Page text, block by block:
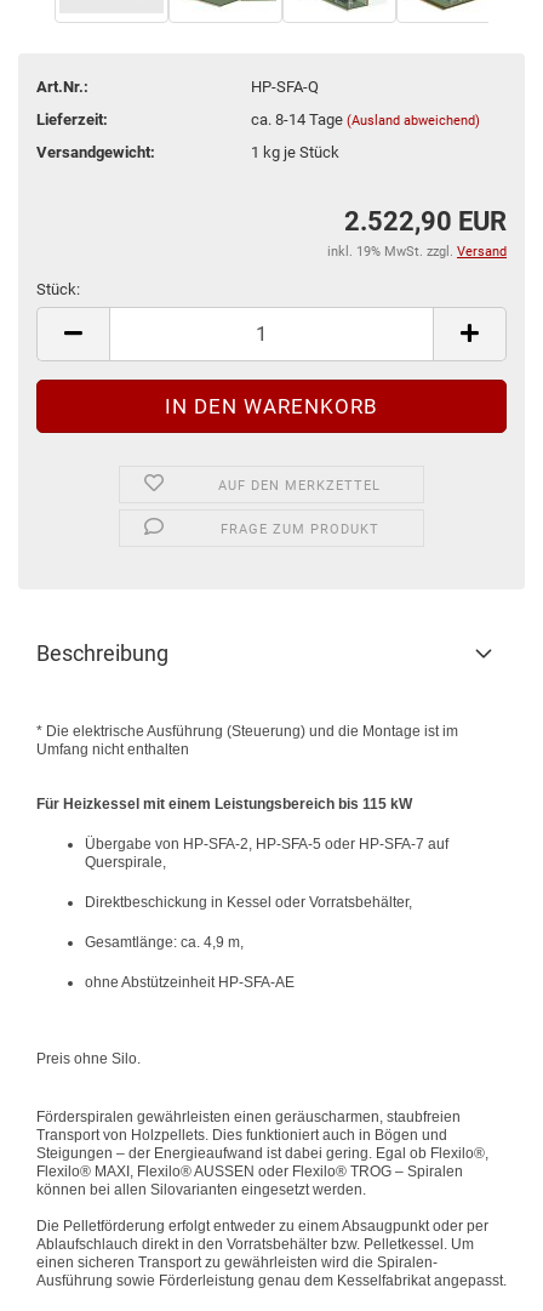
Art.Nr.:
HP-SFA-Q
Lieferzeit:
ca. 8-14 Tage (Ausland abweichend)
Versandgewicht: 1 kg je Stück
2.522,90 EUR
inkl. 19% MwSt. zzgl. Versand
Stück:
Stück
AUF DEN MERKZETTEL
FRAGE ZUM PRODUKT
Beschreibung
* Die elektrische Ausführung (Steuerung) und die Montage ist im
Umfang nicht enthalten
Für Heizkessel mit einem Leistungsbereich bis 115 kW
Übergabe von HP-SFA-2, HP-SFA-5 oder HP-SFA-7 auf
Querspirale,
Direktbeschickung in Kessel oder Vorratsbehälter,
Gesamtlänge: ca. 4,9 m,
ohne Abstützeinheit HP-SFA-AE
Preis ohne Silo.
Förderspiralen gewährleisten einen geräuscharmen, staubfreien
Transport von Holzpellets. Dies funktioniert auch in Bögen und
Steigungen – der Energieaufwand ist dabei gering. Egal ob Flexilo®,
Flexilo® MAXI, Flexilo® AUSSEN oder Flexilo® TROG – Spiralen
können bei allen Silovarianten eingesetzt werden.
Die Pelletförderung erfolgt entweder zu einem Absaugpunkt oder per
Ablaufschlauch direkt in den Vorratsbehälter bzw. Pelletkessel. Um
einen sicheren Transport zu gewährleisten wird die Spiralen-
Ausführung sowie Förderleistung genau dem Kesselfabrikat angepasst.